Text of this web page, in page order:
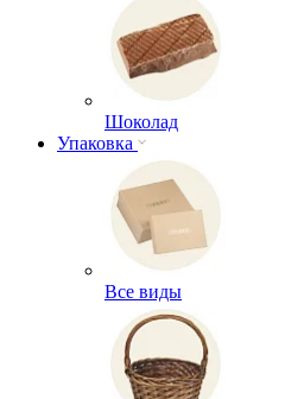
Шоколад
Упаковка
Все виды